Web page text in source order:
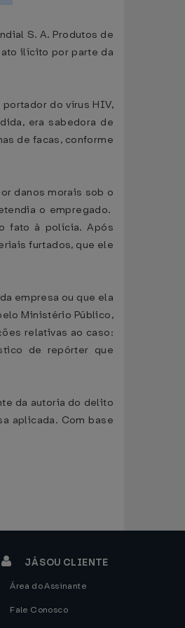
S. A. Produtos de
ilícito por parte da
do vírus HIV,
era sabedora de
de facas, conforme
danos morais sob o
o empregado.
fato à polícia. Após
furtados, que ele
empresa ou que ela
Ministério Público,
relativas ao caso:
de repórter que
da autoria do delito
aplicada. Com base
JÁ SOU CLIENTE
Área do Assinante
Fale Conosco